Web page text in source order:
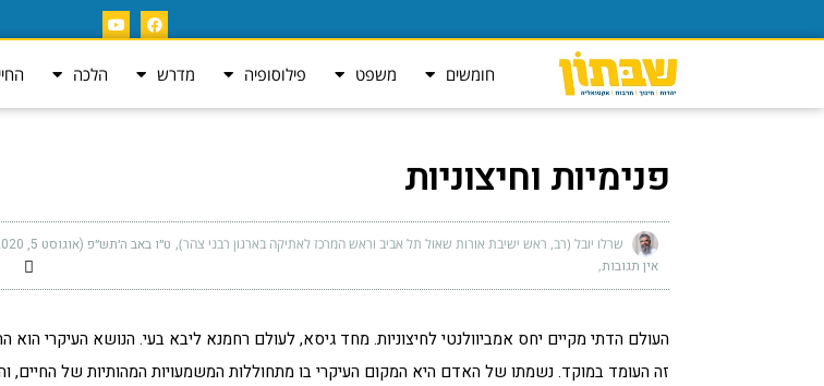
חומשים משפט פילוסופיה מדרש הלכה
פנימיות וחיצוניות
שרלו יובל (רב, ראש ישיבת אורות שאול תל אביב וראש המרכז לאתיקה בארגון רבני צהר) ט״ו באב ה׳תש״פ (אוגוסט 5, 2020)
אין תגובות
העולם הדתי מקיים יחס אמביוולנטי לחיצוניות. מחד גיסא, לעולם רחמנא ליבא בעי. הנושא העיקרי הוא
זה העומד במוקד. נשמתו של האדם היא המקום העיקרי בו מתחוללות המשמעויות המהותיות של החיים,